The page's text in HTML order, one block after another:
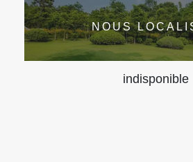
NOUS
indisponible